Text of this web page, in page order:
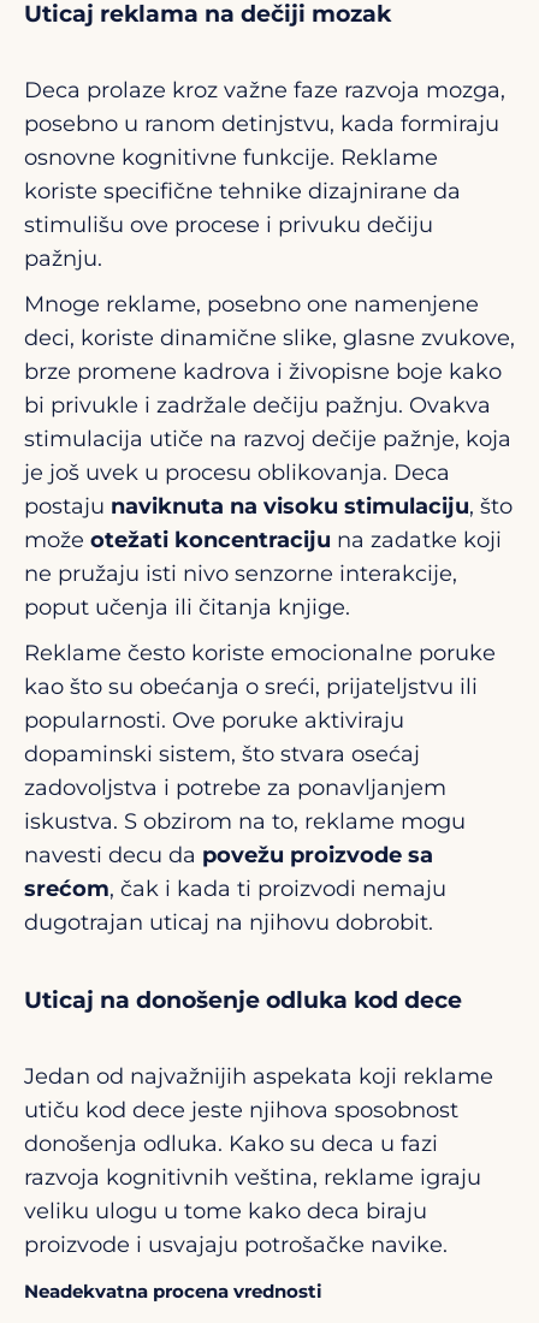
Uticaj reklama na dečiji mozak
Deca prolaze kroz važne faze razvoja mozga,
posebno u ranom detinjstvu, kada formiraju
osnovne kognitivne funkcije. Reklame
koriste specifične tehnike dizajnirane da
stimulišu ove procese i privuku dečiju
pažnju.
Mnoge reklame, posebno one namenjene
deci, koriste dinamične slike, glasne zvukove,
brze promene kadrova i živopisne boje kako
bi privukle i zadržale dečiju pažnju. Ovakva
stimulacija utiče na razvoj dečije pažnje, koja
je još uvek u procesu oblikovanja. Deca
postaju naviknuta na visoku stimulaciju, što
može otežati koncentraciju na zadatke koji
ne pružaju isti nivo senzorne interakcije,
poput učenja ili čitanja knjige.
Reklame često koriste emocionalne poruke
kao što su obećanja o sreći, prijateljstvu ili
popularnosti. Ove poruke aktiviraju
dopaminski sistem, što stvara osećaj
zadovoljstva i potrebe za ponavljanjem
iskustva. S obzirom na to, reklame mogu
navesti decu da povežu proizvode sa
srećom, čak i kada ti proizvodi nemaju
dugotrajan uticaj na njihovu dobrobit.
Uticaj na donošenje odluka kod dece
Jedan od najvažnijih aspekata koji reklame
utiču kod dece jeste njihova sposobnost
donošenja odluka. Kako su deca u fazi
razvoja kognitivnih veština, reklame igraju
veliku ulogu u tome kako deca biraju
proizvode i usvajaju potrošačke navike.
Neadekvatna procena vrednosti